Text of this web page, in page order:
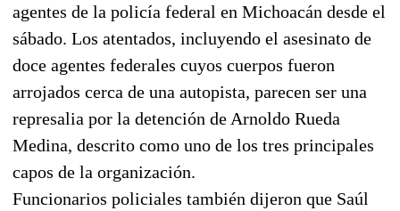
agentes de la policía federal en Michoacán desde el
sábado. Los atentados, incluyendo el asesinato de
doce agentes federales cuyos cuerpos fueron
arrojados cerca de una autopista, parecen ser una
represalia por la detención de Arnoldo Rueda
Medina, descrito como uno de los tres principales
capos de la organización.
Funcionarios policiales también dijeron que Saúl